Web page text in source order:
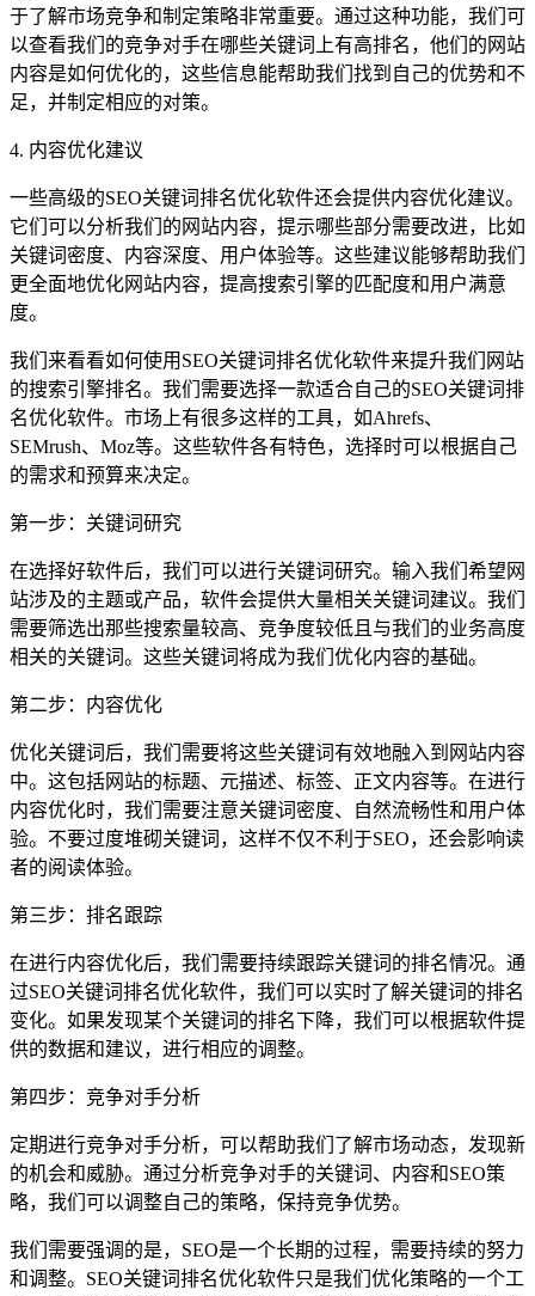
于了解市场竞争和制定策略非常重要。通过这种功能，我们可
以查看我们的竞争对手在哪些关键词上有高排名，他们的网站
内容是如何优化的，这些信息能帮助我们找到自己的优势和不
足，并制定相应的对策。
4. 内容优化建议
一些高级的SEO关键词排名优化软件还会提供内容优化建议。
它们可以分析我们的网站内容，提示哪些部分需要改进，比如
关键词密度、内容深度、用户体验等。这些建议能够帮助我们
更全面地优化网站内容，提高搜索引擎的匹配度和用户满意
度。
我们来看看如何使用SEO关键词排名优化软件来提升我们网站
的搜索引擎排名。我们需要选择一款适合自己的SEO关键词排
名优化软件。市场上有很多这样的工具，如Ahrefs、
SEMrush、Moz等。这些软件各有特色，选择时可以根据自己
的需求和预算来决定。
第一步：关键词研究
在选择好软件后，我们可以进行关键词研究。输入我们希望网
站涉及的主题或产品，软件会提供大量相关关键词建议。我们
需要筛选出那些搜索量较高、竞争度较低且与我们的业务高度
相关的关键词。这些关键词将成为我们优化内容的基础。
第二步：内容优化
优化关键词后，我们需要将这些关键词有效地融入到网站内容
中。这包括网站的标题、元描述、标签、正文内容等。在进行
内容优化时，我们需要注意关键词密度、自然流畅性和用户体
验。不要过度堆砌关键词，这样不仅不利于SEO，还会影响读
者的阅读体验。
第三步：排名跟踪
在进行内容优化后，我们需要持续跟踪关键词的排名情况。通
过SEO关键词排名优化软件，我们可以实时了解关键词的排名
变化。如果发现某个关键词的排名下降，我们可以根据软件提
供的数据和建议，进行相应的调整。
第四步：竞争对手分析
定期进行竞争对手分析，可以帮助我们了解市场动态，发现新
的机会和威胁。通过分析竞争对手的关键词、内容和SEO策
略，我们可以调整自己的策略，保持竞争优势。
我们需要强调的是，SEO是一个长期的过程，需要持续的努力
和调整。SEO关键词排名优化软件只是我们优化策略的一个工